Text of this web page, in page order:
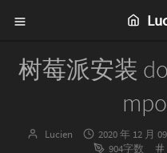
树莓派安装
博
Lucien
发
布
2020 年 12 月
904字数